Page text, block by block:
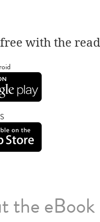
with the
the eBook